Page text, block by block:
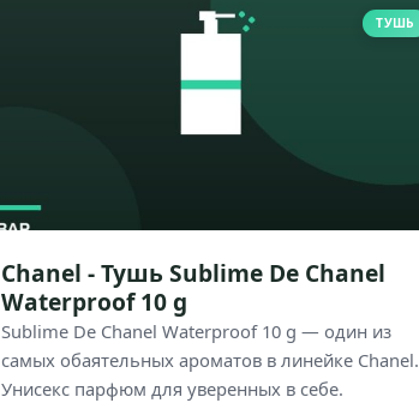
ТУШЬ
Chanel - Тушь Sublime De Chanel
Waterproof 10 g
Sublime De Chanel Waterproof 10 g — один из
самых обаятельных ароматов в линейке Chanel.
Унисекс парфюм для уверенных в себе.